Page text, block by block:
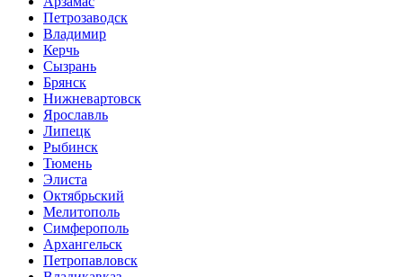
Петрозаводск
Владимир
Керчь
Сызрань
Брянск
Нижневартовск
Ярославль
Липецк
Рыбинск
Тюмень
Элиста
Октябрьский
Мелитополь
Симферополь
Архангельск
Петропавловск